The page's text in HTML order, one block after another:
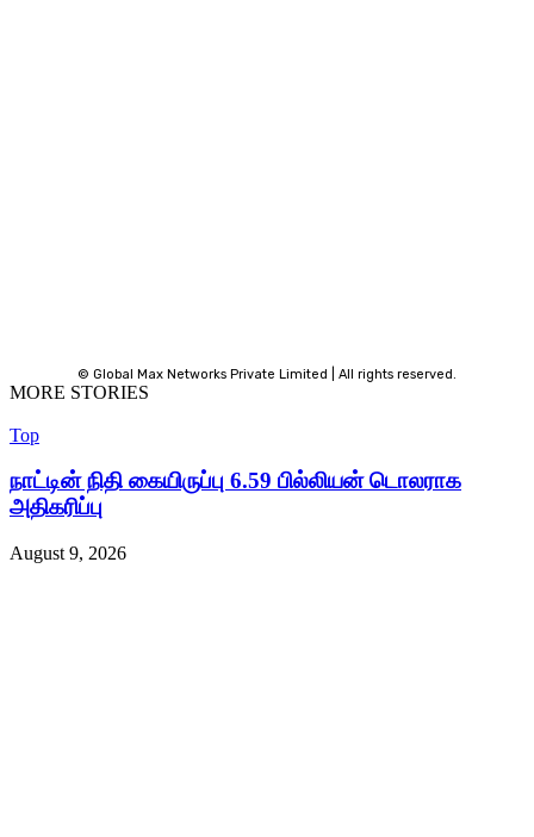
© Global Max Networks Private Limited | All rights reserved.
MORE STORIES
Top
நாட்டின் நிதி கையிருப்பு 6.59 பில்லியன் டொலராக
அதிகரிப்பு
August 9, 2026